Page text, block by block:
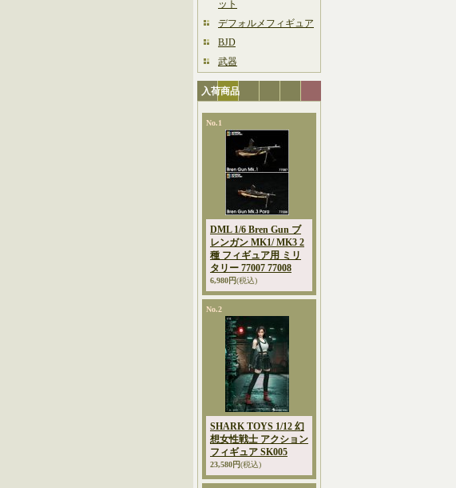
ット
デフォルメフィギュア
BJD
武器
入荷商品
No.1
DML 1/6 Bren Gun ブ
レンガン MK1/ MK3 2
種 フィギュア用 ミリ
タリー 77007 77008
6,980円(税込)
No.2
SHARK TOYS 1/12 幻
想女性戦士 アクション
フィギュア SK005
23,580円(税込)